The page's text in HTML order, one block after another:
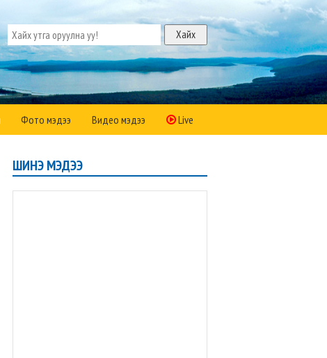
Фото мэдээ Видео мэдээ Live
ШИНЭ МЭДЭЭ